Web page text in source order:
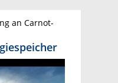
an Carnot-